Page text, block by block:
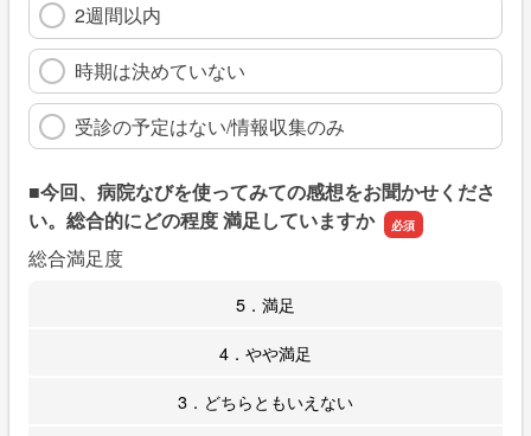
2週間以内
時期は決めていない
受診の予定はない/情報収集のみ
■今回、病院なびを使ってみての感想をお聞かせくださ
い。総合的にどの程度 満足していますか
総合満足度
5．満足
4．やや満足
3．どちらともいえない